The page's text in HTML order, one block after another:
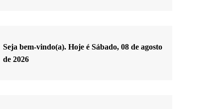
Seja bem-vindo(a). Hoje é Sábado, 08 de agosto
de 2026